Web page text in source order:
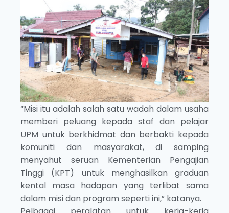
“Misi itu adalah salah satu wadah dalam usaha
memberi peluang kepada staf dan pelajar
UPM untuk berkhidmat dan berbakti kepada
komuniti dan masyarakat, di samping
menyahut seruan Kementerian Pengajian
Tinggi (KPT) untuk menghasilkan graduan
kental masa hadapan yang terlibat sama
dalam misi dan program seperti ini,” katanya.